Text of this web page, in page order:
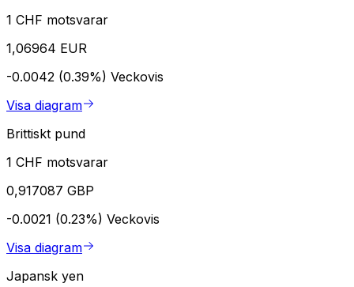
1 CHF motsvarar
1,06964 EUR
-0.0042 (0.39%) Veckovis
Visa diagram
Brittiskt pund
1 CHF motsvarar
0,917087 GBP
-0.0021 (0.23%) Veckovis
Visa diagram
Japansk yen